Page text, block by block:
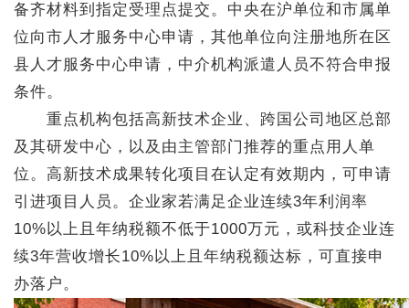
备齐材料到指定受理点提交。中央在沪单位和市属单
位向市人才服务中心申请，其他单位向注册地所在区
县人才服务中心申请，中介机构派遣人员不符合申报
条件。
重点机构包括高新技术企业、跨国公司地区总部
及其研发中心，以及由主管部门推荐的重点用人单
位。高新技术成果转化项目在认定有效期内，可申请
引进项目人员。企业家若满足企业连续3年利润率
10%以上且年纳税额不低于1000万元，或科技企业连
续3年营收增长10%以上且年纳税额达标，可直接申
办落户。